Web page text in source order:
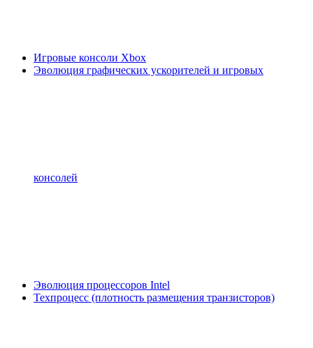
Игровые консоли Xbox
Эволюция графических ускорителей и игровых
консолей
Эволюция процессоров Intel
Техпроцесс (плотность размещения транзисторов)